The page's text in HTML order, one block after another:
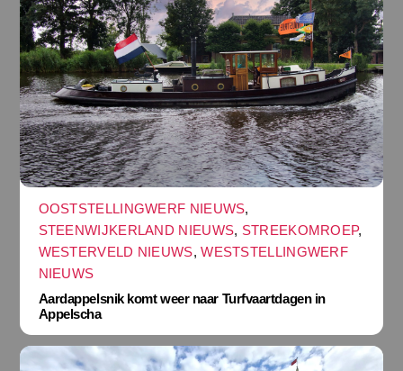
OOSTSTELLINGWERF NIEUWS,
STEENWIJKERLAND NIEUWS, STREEKOMROEP,
WESTERVELD NIEUWS,WESTSTELLINGWERF
NIEUWS
Aardappelsnik komt weer naar Turfvaartdagen in
Appelscha